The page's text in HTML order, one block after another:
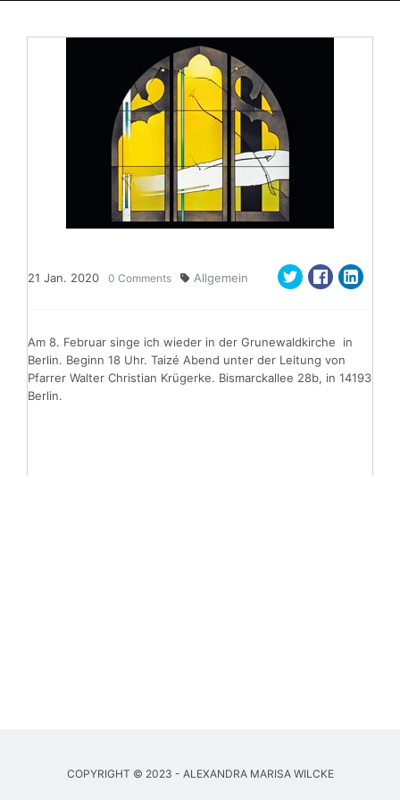
21 Jan. 2020 0 Comments Allgemein
Am 8. Februar singe ich wieder in der Grunewaldkirche in
Berlin. Beginn 18 Uhr. Taizé Abend unter der Leitung von
Pfarrer Walter Christian Krügerke. Bismarckallee 28b, in 14193
Berlin.
COPYRIGHT © 2023 - ALEXANDRA MARISA WILCKE